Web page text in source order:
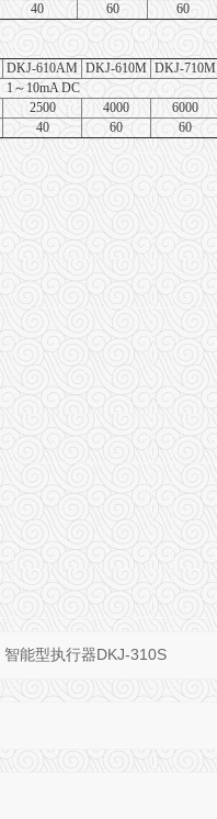
40 60 60
DKJ-610AM DKJ-610M DKJ-710M
1 ～10mA DC
2500 4000 6000
40 60 60